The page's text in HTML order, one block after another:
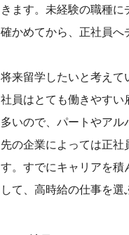
きます。未経験の職種
確かめてから、正社員へ
将来留学したいと考え
社員はとても働きやす
多いので、パートやア
先の企業によっては正
す。すでにキャリアを
して、高時給の仕事を選